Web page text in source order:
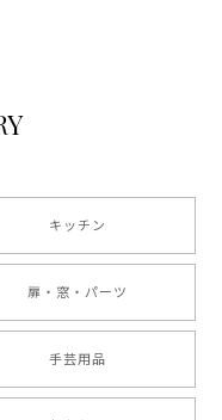
キッチン
扉・窓・パーツ
手芸用品